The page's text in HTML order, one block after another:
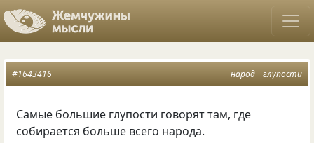
народ глупости
#1643416
Самые большие глупости говорят там, где
собирается больше всего народа.